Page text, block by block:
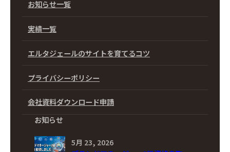
お知らせ一覧
実績一覧
エルタジェールのサイトを育てるコツ
プライバシーポリシー
会社資料ダウンロード申請
お知らせ
5月 23, 2026